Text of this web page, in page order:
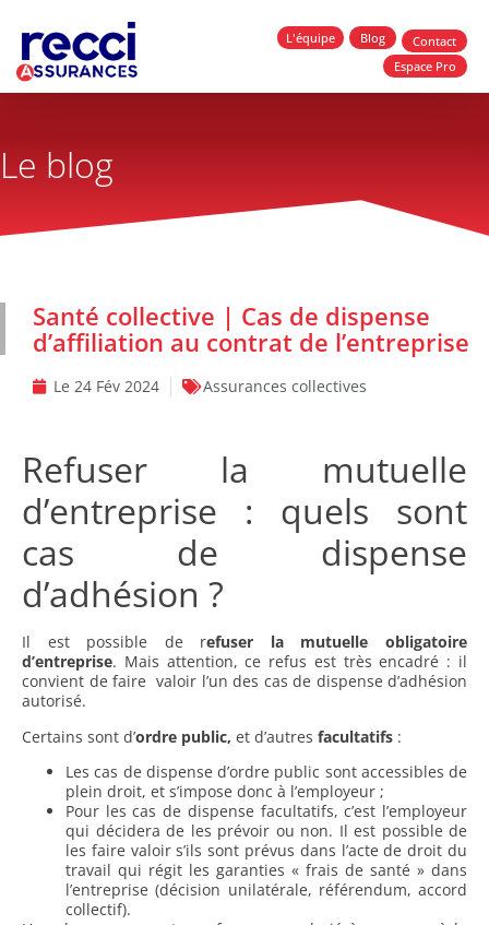
L'équipe Blog
Contact
Espace Pro
Le blog
Santé collective | Cas de dispense
d’affiliation au contrat de l’entreprise
Le 24 Fév 2024 Assurances collectives
Refuser la mutuelle
d’entreprise : quels sont
cas de dispense
d’adhésion ?
Il est possible de refuser la mutuelle obligatoire
d’entreprise. Mais attention, ce refus est très encadré : il
convient de faire valoir l’un des cas de dispense d’adhésion
autorisé.
Certains sont d’ordre public, et d’autres facultatifs :
Les cas de dispense d’ordre public sont accessibles de
plein droit, et s’impose donc à l’employeur ;
Pour les cas de dispense facultatifs, c’est l’employeur
qui décidera de les prévoir ou non. Il est possible de
les faire valoir s’ils sont prévus dans l’acte de droit du
travail qui régit les garanties « frais de santé » dans
l’entreprise (décision unilatérale, référendum, accord
collectif).